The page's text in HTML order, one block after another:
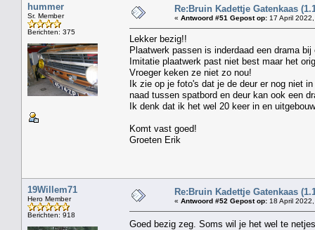
hummer
Sr. Member
Berichten: 375
Re:Bruin Kadettje Gatenkaas
« Antwoord #51 Gepost op: 17 April
Lekker bezig!!
Plaatwerk passen is inderdaad een drama
Imitatie plaatwerk past niet best maar het
Vroeger keken ze niet zo nou!
Ik zie op je foto's dat je de deur er nog niet
naad tussen spatbord en deur kan ook een
Ik denk dat ik het wel 20 keer in en
Komt vast goed!
Groeten Erik
19Willem71
Hero Member
Berichten: 918
Re:Bruin Kadettje Gatenkaas
« Antwoord #52 Gepost op: 18 April
Goed bezig zeg. Soms wil je het wel te